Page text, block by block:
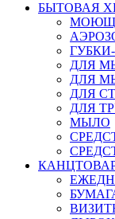
БЫТОВАЯ
ДЛЯ
ДЛЯ
ДЛЯ
ДЛЯ
МЫЛО